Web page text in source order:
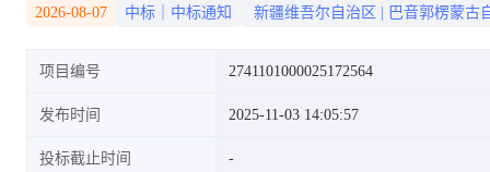
2026-08-07 中标｜中标通知 新疆维吾尔自治区 巴音郭楞蒙古
项目编号 2741101000025172564
发布时间 2025-11-03 14:05:57
投标截止时间